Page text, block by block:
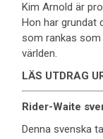
Kim Arnold är
Hon har grundat
som rankas
världen.
LÄS UTDRAG
Rider-Waite
Denna svenska